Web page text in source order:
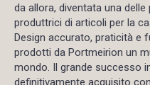
da allora, diventata una
produttrici di articoli per la
Design accurato, praticità e
prodotti da Portmeirion un
mondo. Il grande successo
definitivamente acquisito